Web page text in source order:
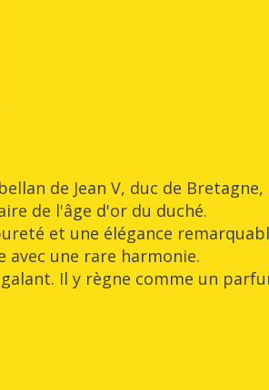
de Jean V, duc de Bretagne,
de l'âge d'or du duché.
et une élégance
avec une rare harmonie.
Il y règne comme un